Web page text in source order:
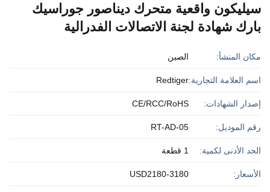
سيليكون واقعية متحرك ديناصور جوراسيك
بارك شهادة لجنة الاتصالات الفدرالية
مكان المنشأ: الصين
اسم العلامة التجارية:Redtiger
إصدار الشهادات: CE/RCC/RoHS
رقم الموديل: RT-AD-05
الحد الأدنى لكمية: 1 قطعة
الأسعار: USD2180-3180